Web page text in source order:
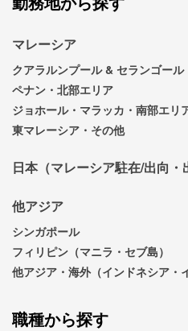
マレーシア
クアラルンプール & セランゴール
ペナン・北部エリア
ジョホール・マラッカ・南部エリ
東マレーシア・その他
日本（マレーシア駐在/出向・
他アジア
シンガポール
フィリピン（マニラ・セブ島）
他アジア・海外（インドネシア・
職種から探す